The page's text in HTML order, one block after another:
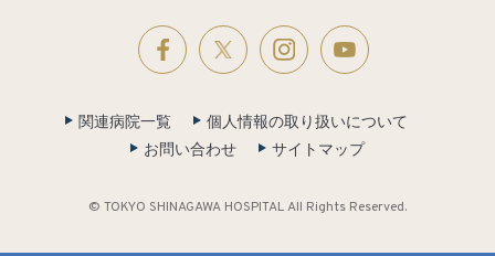
関連病院一覧
個人情報の取り扱いについて
お問い合わせ
サイトマップ
© TOKYO SHINAGAWA HOSPITAL All Rights Reserved.